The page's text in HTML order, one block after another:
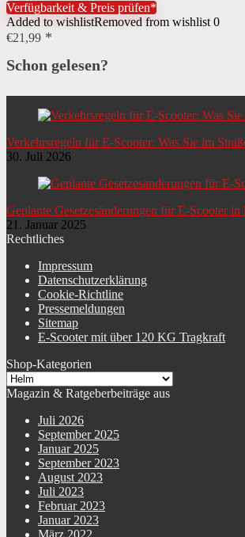
Verfügbarkeit & Preis prüfen*
Added to wishlistRemoved from wishlist 0
€21,99
Schon gelesen?
Verkehrsregeln für E-Scooter: Was Sie im
30. Juli 2026
Geplante Gesetzesänderungen für E-Scooter in
21. Januar 2025
Rechtliches
Impressum
Datenschutzerklärung
Cookie-Richtline
Pressemeldungen
Sitemap
E-Scooter mit über 120 KG Tragkraft
Shop-Kategorien
Magazin & Ratgeberbeiträge aus
Juli 2026
September 2025
Januar 2025
September 2023
August 2023
Juli 2023
Februar 2023
Januar 2023
März 2022